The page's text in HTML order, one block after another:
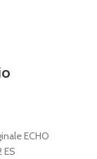
ECHO
ES